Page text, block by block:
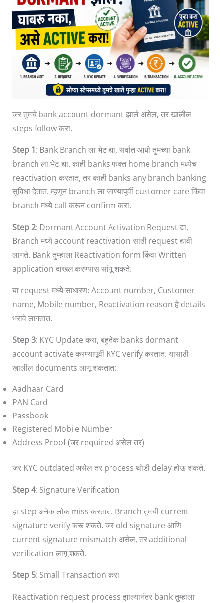
जर तुमचे bank account dormant झाले असेल, तर खालील
steps follow करा.
Step 1: Bank Branch ला भेट द्या, सर्वात आधी तुमच्या bank
branch ला भेट द्या. काही banks फक्त home branch मध्येच
reactivation करतात, तर काही banks any branch banking
सुविधा देतात. म्हणून branch ला जाण्यापूर्वी customer care किंवा
branch मध्ये call करून confirm करा.
Step 2: Dormant Account Activation Request द्या,
Branch मध्ये account reactivation साठी request द्यावी
लागते. Bank तुम्हाला Reactivation form किंवा Written
application दाखल करण्यास सांगू शकते.
या request मध्ये साधारण: Account number, Customer
name, Mobile number, Reactivation reason हे details
भरावे लागतात.
Step 3: KYC Update करा, बहुतेक banks dormant
account activate करण्यापूर्वी KYC verify करतात. यासाठी
खालील documents लागू शकतात:
Aadhaar Card
PAN Card
Passbook
Registered Mobile Number
Address Proof (जर required असेल तर)
जर KYC outdated असेल तर process थोडी delay होऊ शकते.
Step 4: Signature Verification
हा step अनेक लोक miss करतात. Branch तुमची current
signature verify करू शकते. जर old signature आणि
current signature mismatch असेल, तर additional
verification लागू शकते.
Step 5: Small Transaction करा
Reactivation request process झाल्यानंतर bank तुम्हाला